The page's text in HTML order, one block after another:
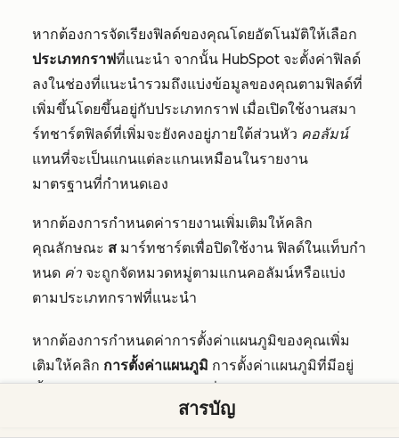
หากต้องการจัดเรียงฟิลด์ของคุณโดยอัตโนมัติให้เลือก
ประเภทกราฟที่แนะนำ จากนั้น HubSpot จะตั้งค่าฟิลด์
ลงในช่องที่แนะนำรวมถึงแบ่งข้อมูลของคุณตามฟิลด์ที่
เพิ่มขึ้นโดยขึ้นอยู่กับประเภทกราฟ เมื่อเปิดใช้งานสมา
ร์ทชาร์ตฟิลด์ที่เพิ่มจะยังคงอยู่ภายใต้ส่วนหัว คอลัมน์
แทนที่จะเป็นแกนแต่ละแกนเหมือนในรายงาน
มาตรฐานที่กำหนดเอง
หากต้องการกำหนดค่ารายงานเพิ่มเติมให้คลิก
คุณลักษณะ ส มาร์ทชาร์ตเพื่อปิดใช้งาน ฟิลด์ในแท็บกำ
หนด ค่า จะถูกจัดหมวดหมู่ตามแกนคอลัมน์หรือแบ่ง
ตามประเภทกราฟที่แนะนำ
หากต้องการกำหนดค่าการตั้งค่าแผนภูมิของคุณเพิ่ม
เติมให้คลิก การตั้งค่าแผนภูมิ การตั้งค่าแผนภูมิที่มีอยู่
สารบัญ